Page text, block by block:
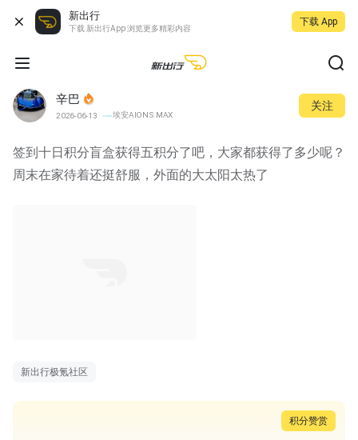
新出行
下载 新出行App 浏览更多精彩内容
下载 App
辛巴
2026-06-13 埃安AION S MAX
关注
签到十日积分盲盒获得五积分了吧，大家都获得了多少呢？
周末在家待着还挺舒服，外面的大太阳太热了
新出行极氪社区
积分赞赏